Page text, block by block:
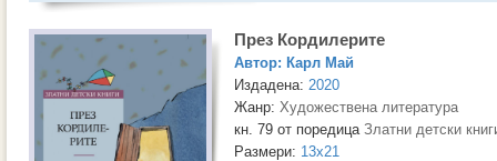
През Кордилерите
Автор: Карл Май
Издадена: 2020
Жанр: Художествена литература
кн. 79 от поредица Златни детски
Размери: 13x21